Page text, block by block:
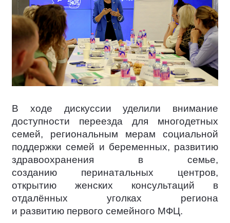
В ходе дискуссии уделили внимание
доступности переезда для многодетных
семей, региональным мерам социальной
поддержки семей и беременных, развитию
здравоохранения в семье,
созданию перинатальных центров,
открытию женских консультаций в
отдалённых уголках региона
и развитию первого семейного МФЦ.